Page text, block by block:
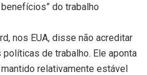
do trabalho
nos EUA, disse não acreditar
de trabalho. Ele aponta
relativamente estável